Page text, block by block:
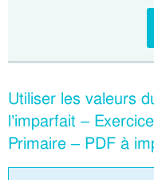
Utiliser les valeurs
l’imparfait –
Primaire – PDF à